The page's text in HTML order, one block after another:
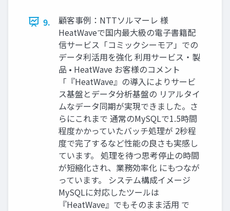
9.
顧客事例：NTTソルマーレ 様
HeatWaveで国内最大級の電子書籍配
信サービス「コミックシーモア」での
データ利活用を強化 利用サービス・製
品 • HeatWave お客様のコメント
「『HeatWave』の導入によりサービ
ス基盤とデータ分析基盤の リアルタイ
ムなデータ同期が実現できました。さ
らにこれまで 通常のMySQLで1.5時間
程度かかっていたバッチ処理が 2秒程
度で完了するなど性能の良さも実感し
ています。 処理を待つ思考停止の時間
が短縮化され、業務効率化 にもつなが
っています。 システム構成イメージ
MySQLに対応したツールは
『HeatWave』でもそのまま活用 で